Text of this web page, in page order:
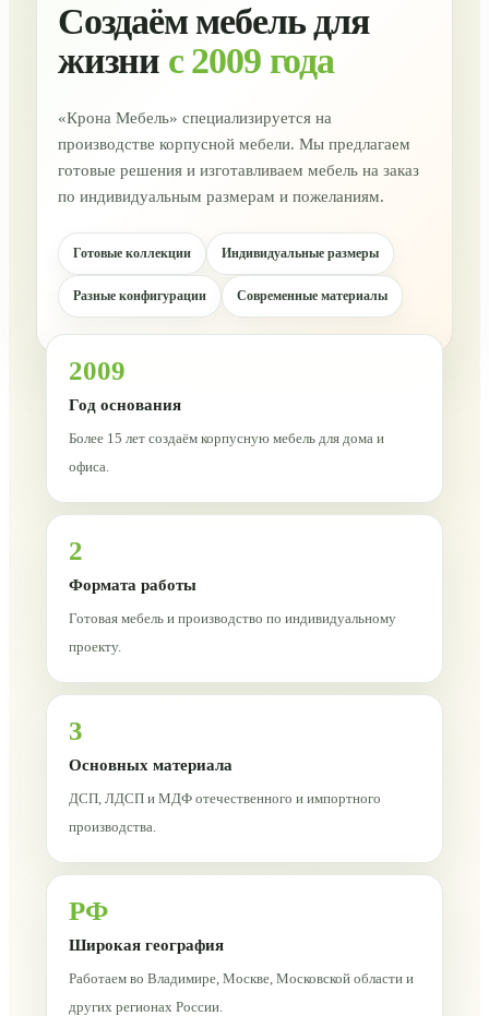
Создаём мебель для
жизни с 2009 года
«Крона Мебель» специализируется на
производстве корпусной мебели. Мы предлагаем
готовые решения и изготавливаем мебель на заказ
по индивидуальным размерам и пожеланиям.
Готовые коллекции Индивидуальные размеры
Разные конфигурации Современные материалы
2009
Год основания
Более 15 лет создаём корпусную мебель для дома и
офиса.
2
Формата работы
Готовая мебель и производство по индивидуальному
проекту.
3
Основных материала
ДСП, ЛДСП и МДФ отечественного и импортного
производства.
РФ
Широкая география
Работаем во Владимире, Москве, Московской области и
других регионах России.